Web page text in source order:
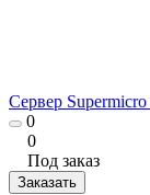
Сервер
0
0
Под заказ
Заказать